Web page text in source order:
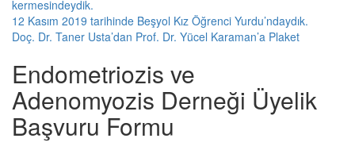
kermesindeydik.
12 Kasım 2019 tarihinde Beşyol Kız Öğrenci Yurdu’ndaydık.
Doç. Dr. Taner Usta’dan Prof. Dr. Yücel Karaman’a Plaket
Endometriozis ve
Adenomyozis Derneği Üyelik
Başvuru Formu